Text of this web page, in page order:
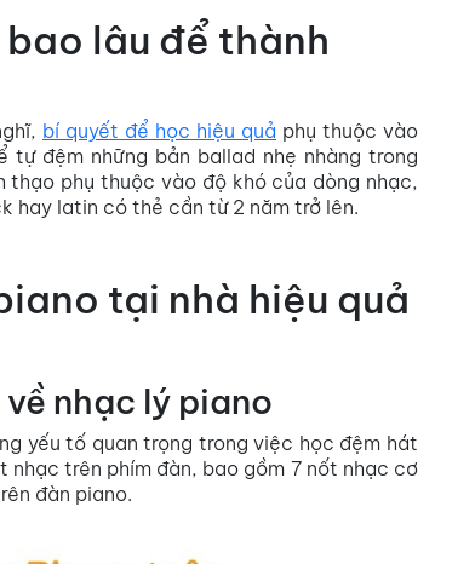
lâu để thành
bí quyết để học hiệu quả phụ thuộc vào
đệm những bản ballad nhẹ nhàng trong
thạo phụ thuộc vào độ khó của dòng nhạc,
hay latin có thẻ cần từ 2 năm trở lên.
tại nhà hiệu quả
nhạc lý piano
yếu tố quan trọng trong việc học đệm hát
trên phím đàn, bao gồm 7 nốt nhạc cơ
đàn piano.